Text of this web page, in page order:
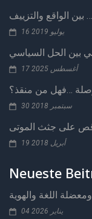
بين الواقع والتزييف
16 يوليو 2019
بين الحل السياسي
17 أغسطس 2025
…فهل من منقذ؟
30 سبتمبر 2018
على جثث الموتى
19 أبريل 2018
Neueste
اللغة والهوية
04 يناير 2026